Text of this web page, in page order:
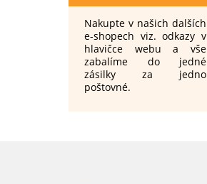
Nakupte v našich dalších
e-shopech viz. odkazy v
hlavičce webu a vše
zabalíme do jedné
zásilky za jedno
poštovné.